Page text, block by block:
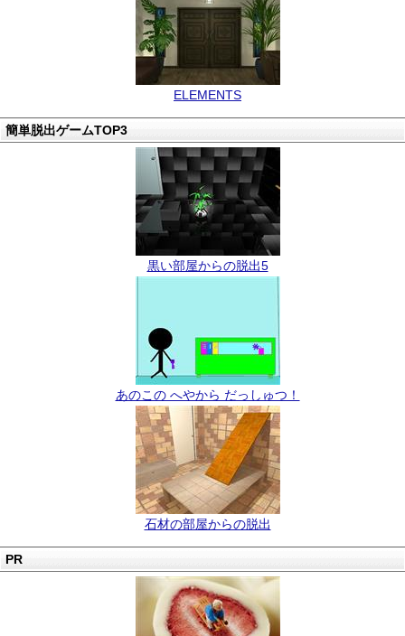
ELEMENTS
簡単脱出ゲームTOP3
黒い部屋からの脱出5
あのこの へやから だっしゅつ！
石材の部屋からの脱出
PR